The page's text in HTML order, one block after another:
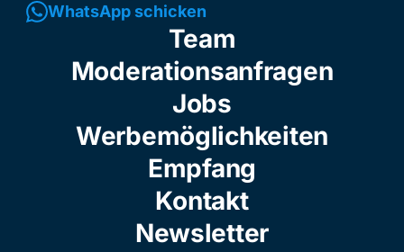
WhatsApp schicken
Team
Moderationsanfragen
Jobs
Werbemöglichkeiten
Empfang
Kontakt
Newsletter